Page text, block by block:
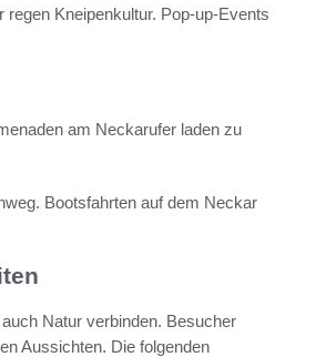
Kneipenkultur. Pop-up-Events
am Neckarufer laden zu
Bootsfahrten auf dem Neckar
Natur verbinden. Besucher
Aussichten. Die folgenden